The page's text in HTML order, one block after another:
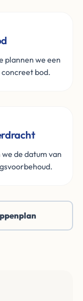
plannen we een
bod.
de datum van